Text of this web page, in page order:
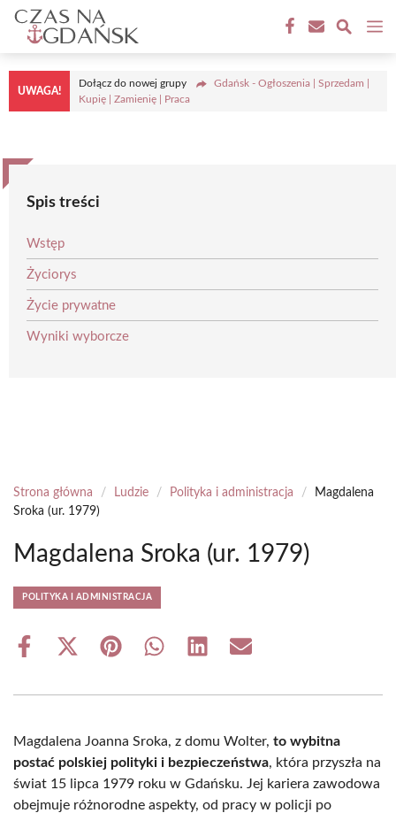
Przejdź
treści
UWAGA!
Dołącz do nowej grupy
Gdańsk - Ogłoszenia | Sprzedam |
Kupię | Zamienię | Praca
Spis treści
Wstęp
Życiorys
Życie prywatne
Wyniki wyborcze
Strona główna / Ludzie / Polityka i administracja /
Magdalena
Sroka (ur. 1979)
Magdalena Sroka (ur. 1979)
POLITYKA I ADMINISTRACJA
Share
Share
(Twitter)
Share Share Share Share
Magdalena Joanna Sroka, z domu Wolter, to wybitna
postać polskiej polityki i bezpieczeństwa, która przyszła na
świat 15 lipca 1979 roku w Gdańsku. Jej kariera zawodowa
obejmuje różnorodne aspekty, od pracy w policji po